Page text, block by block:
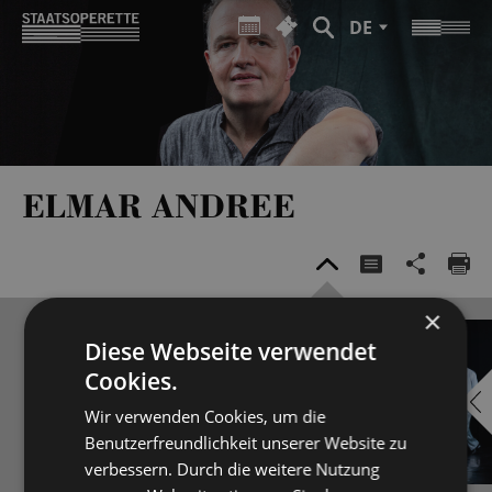
DE
ELMAR ANDREE
×
Diese Webseite verwendet
Cookies.
Wir verwenden Cookies, um die
Benutzerfreundlichkeit unserer Website zu
verbessern. Durch die weitere Nutzung